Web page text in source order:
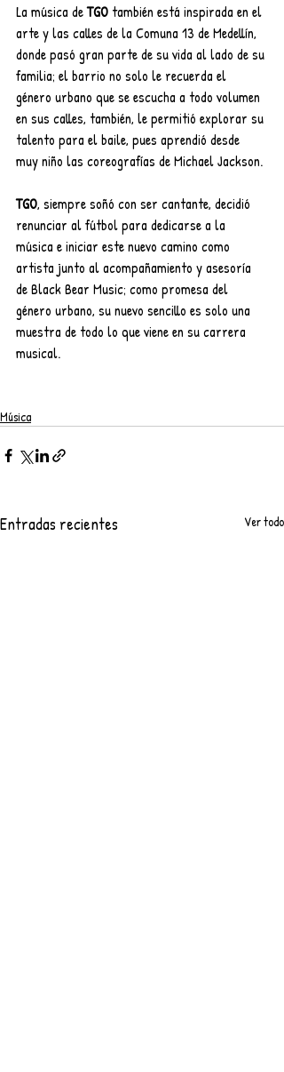
La música de TGO también está inspirada en el
arte y las calles de la Comuna 13 de Medellín,
donde pasó gran parte de su vida al lado de su
familia; el barrio no solo le recuerda el
género urbano que se escucha a todo volumen
en sus calles, también, le permitió explorar su
talento para el baile, pues aprendió desde
muy niño las coreografías de Michael Jackson.
TGO, siempre soñó con ser cantante, decidió
renunciar al fútbol para dedicarse a la
música e iniciar este nuevo camino como
artista junto al acompañamiento y asesoría
de Black Bear Music; como promesa del
género urbano, su nuevo sencillo es solo una
muestra de todo lo que viene en su carrera
musical.
Música
Entradas recientes Ver todo